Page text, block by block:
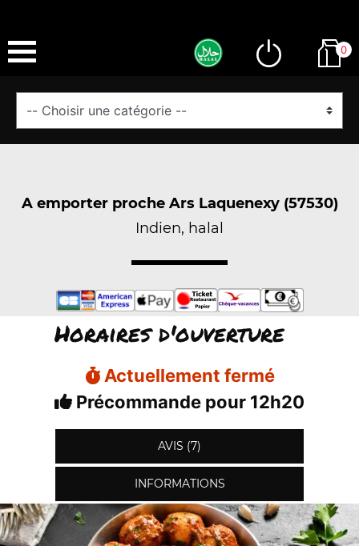
0
A emporter proche Ars Laquenexy (57530)
Indien, halal
Horaires d'ouverture
Actuellement fermé
Précommande pour 12h20
AVIS (7)
INFORMATIONS